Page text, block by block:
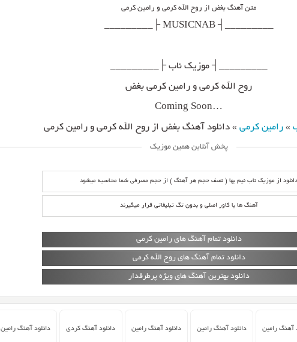
متن آهنگ بغض از روح الله کرمی و رامین کرمی
_________┤ MUSICNAB ├_________
_________┤ موزیک ناب ├_________
روح الله کرمی و رامین کرمی بغض
…Coming Soon
» رامین کرمی » دانلود آهنگ بغض از روح الله کرمی و رامین کرمی
پخش آنلاین همین موزیک
دانلود از موزیک ناب نیم بها ( نصف حجم هر آهنگ ) از حجم مصرفی شما محاسبه میشود
آهنگ ها با کاور اصلی و بدون تگ تبلیغاتی قرار میگیرند
دانلود تمام آهنگ های رامین کرمی
دانلود تمام آهنگ های روح الله کرمی
دانلود بهترین آهنگ های ویژه پرطرفدار
آهنگ رامین دانلود آهنگ رامین دانلود آهنگ رامین دانلود آهنگ کردی دانلود آهنگ رامین